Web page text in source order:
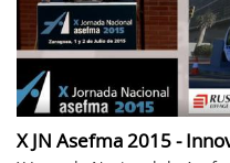
X JN Asefma 2015 -